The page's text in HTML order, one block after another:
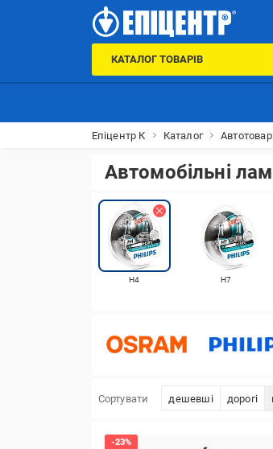
КАТАЛОГ ТОВАРІВ
Епіцентр К Каталог
Автомобільні
Н4 Н7
Сортувати дешевші дорогі